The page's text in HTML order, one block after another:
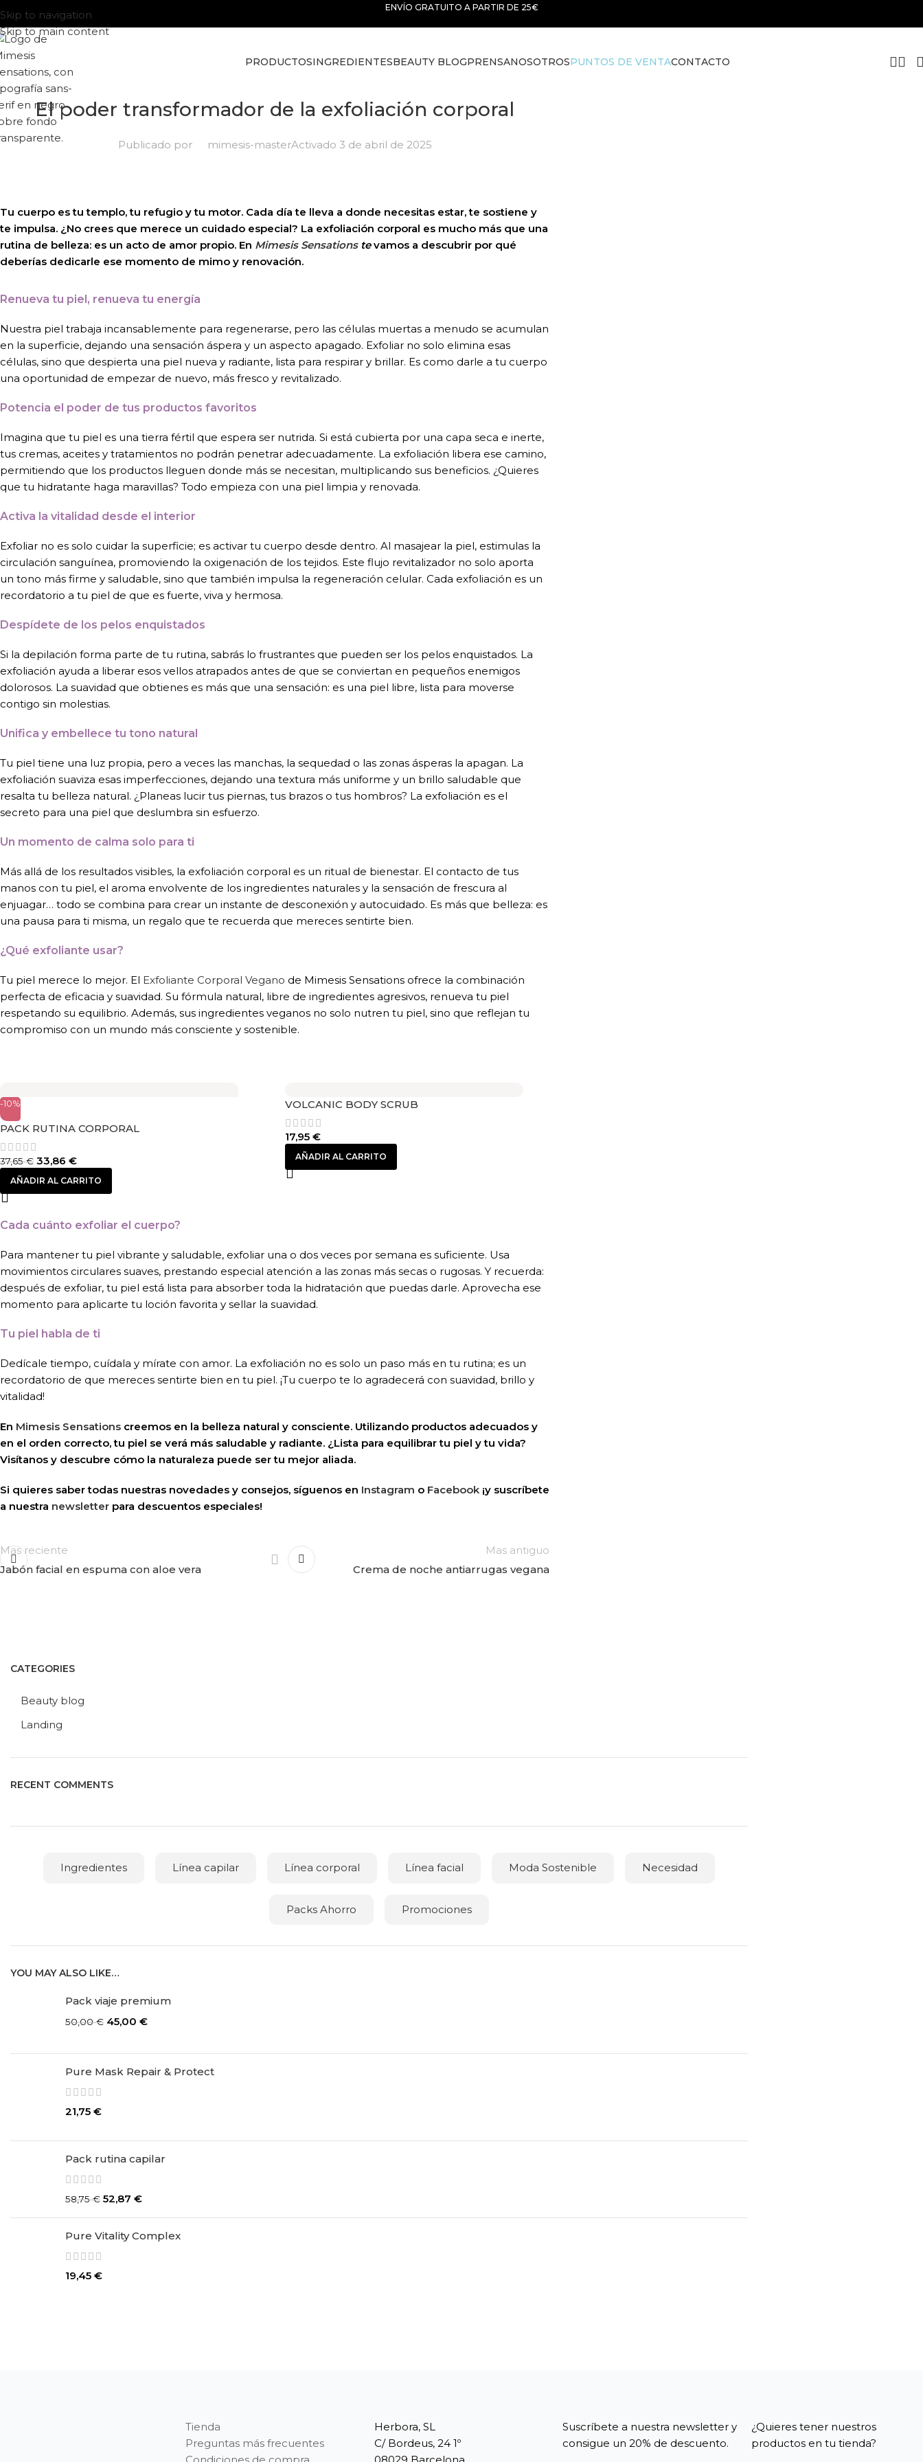
Skip to navigation
Skip to main content
ENVÍO GRATUITO A PARTIR DE 25€
PRODUCTOSINGREDIENTESBEAUTY BLOGPRENSANOSOTROSPUNTOS DE VENTACONTACTO
El poder transformador de la exfoliación corporal
Publicado por mimesis-masterActivado 3 de abril de 2025
Tu cuerpo es tu templo, tu refugio y tu motor. Cada día te lleva a donde necesitas estar, te sostiene y
te impulsa. ¿No crees que merece un cuidado especial? La exfoliación corporal es mucho más que una
rutina de belleza: es un acto de amor propio. En Mimesis Sensationstevamos a descubrir por qué
deberías dedicarle ese momento de mimo y renovación.
Renueva tu piel, renueva tu energía
Nuestra piel trabaja incansablemente para regenerarse, pero las células muertas a menudo se acumulan
en la superficie, dejando una sensación áspera y un aspecto apagado. Exfoliar no solo elimina esas
células, sino que despierta una piel nueva y radiante, lista para respirar y brillar. Es como darle a tu cuerpo
una oportunidad de empezar de nuevo, más fresco y revitalizado.
Potencia el poder de tus productos favoritos
Imagina que tu piel es una tierra fértil que espera ser nutrida. Si está cubierta por una capa seca e inerte,
tus cremas, aceites y tratamientos no podrán penetrar adecuadamente. La exfoliación libera ese camino,
permitiendo que los productos lleguen donde más se necesitan, multiplicando sus beneficios. ¿Quieres
que tu hidratante haga maravillas? Todo empieza con una piel limpia y renovada.
Activa la vitalidad desde el interior
Exfoliar no es solo cuidar la superficie; es activar tu cuerpo desde dentro. Al masajear la piel, estimulas la
circulación sanguínea, promoviendo la oxigenación de los tejidos. Este flujo revitalizador no solo aporta
un tono más firme y saludable, sino que también impulsa la regeneración celular. Cada exfoliación es un
recordatorio a tu piel de que es fuerte, viva y hermosa.
Despídete de los pelos enquistados
Si la depilación forma parte de tu rutina, sabrás lo frustrantes que pueden ser los pelos enquistados. La
exfoliación ayuda a liberar esos vellos atrapados antes de que se conviertan en pequeños enemigos
dolorosos. La suavidad que obtienes es más que una sensación: es una piel libre, lista para moverse
contigo sin molestias.
Unifica y embellece tu tono natural
Tu piel tiene una luz propia, pero a veces las manchas, la sequedad o las zonas ásperas la apagan. La
exfoliación suaviza esas imperfecciones, dejando una textura más uniforme y un brillo saludable que
resalta tu belleza natural. ¿Planeas lucir tus piernas, tus brazos o tus hombros? La exfoliación es el
secreto para una piel que deslumbra sin esfuerzo.
Un momento de calma solo para ti
Más allá de los resultados visibles, la exfoliación corporal es un ritual de bienestar. El contacto de tus
manos con tu piel, el aroma envolvente de los ingredientes naturales y la sensación de frescura al
enjuagar… todo se combina para crear un instante de desconexión y autocuidado. Es más que belleza: es
una pausa para ti misma, un regalo que te recuerda que mereces sentirte bien.
¿Qué exfoliante usar?
Tu piel merece lo mejor. El Exfoliante Corporal Vegano de Mimesis Sensations ofrece la combinación
perfecta de eficacia y suavidad. Su fórmula natural, libre de ingredientes agresivos, renueva tu piel
respetando su equilibrio. Además, sus ingredientes veganos no solo nutren tu piel, sino que reflejan tu
compromiso con un mundo más consciente y sostenible.
-10%
PACK RUTINA CORPORAL
37,65€ 33,86 €
AÑADIR AL CARRITO
VOLCANIC BODY SCRUB
17,95 €
AÑADIR AL CARRITO
Cada cuánto exfoliar el cuerpo?
Para mantener tu piel vibrante y saludable, exfoliar una o dos veces por semana es suficiente. Usa
movimientos circulares suaves, prestando especial atención a las zonas más secas o rugosas. Y recuerda:
después de exfoliar, tu piel está lista para absorber toda la hidratación que puedas darle. Aprovecha ese
momento para aplicarte tu loción favorita y sellar la suavidad.
Tu piel habla de ti
Dedícale tiempo, cuídala y mírate con amor. La exfoliación no es solo un paso más en tu rutina; es un
recordatorio de que mereces sentirte bien en tu piel. ¡Tu cuerpo te lo agradecerá con suavidad, brillo y
vitalidad!
En Mimesis Sensations creemos en la belleza natural y consciente. Utilizando productos adecuados y
en el orden correcto, tu piel se verá más saludable y radiante. ¿Lista para equilibrar tu piel y tu vida?
Visítanos y descubre cómo la naturaleza puede ser tu mejor aliada.
Si quieres saber todas nuestras novedades y consejos, síguenos en Instagram o Facebook ¡y suscríbete
a nuestra newsletter para descuentos especiales!
Mas reciente
Jabón facial en espuma con aloe vera
Mas antiguo
Crema de noche antiarrugas vegana
CATEGORIES
Beauty blog
Landing
RECENT COMMENTS
Ingredientes Línea capilar Línea corporal Línea facial Moda Sostenible Necesidad
Packs Ahorro Promociones
YOU MAY ALSO LIKE…
Pack viaje premium
50,00€ 45,00 €
Pure Mask Repair & Protect
21,75 €
Pack rutina capilar
58,75€ 52,87 €
Pure Vitality Complex
19,45 €
Tienda
Preguntas más frecuentes
Herbora, SL
C/ Bordeus, 24 1º
Suscríbete a nuestra newsletter y
consigue un 20% de descuento.
¿Quieres tener nuestros
productos en tu tienda?